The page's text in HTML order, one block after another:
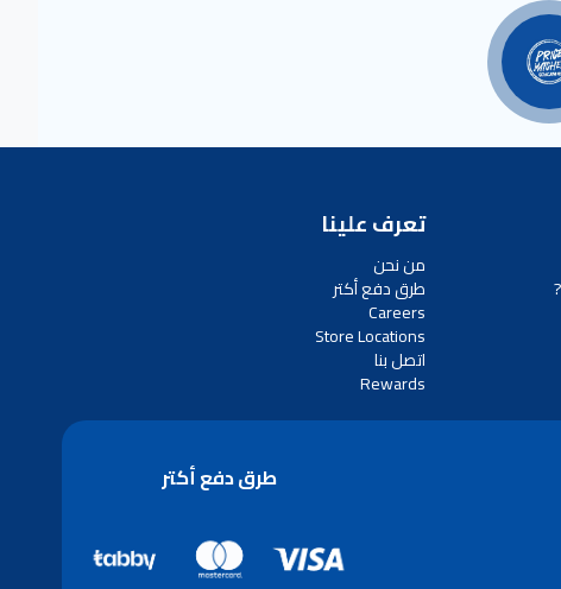
تعرف علينا
من نحن
طرق دفع أكتر
Careers
Store Locations
اتصل بنا
Rewards
طرق دفع أكتر